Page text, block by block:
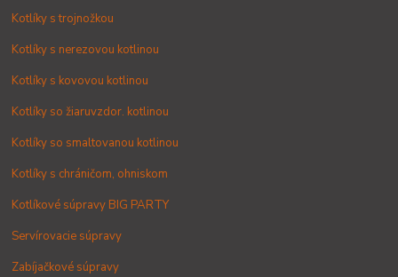
Kotlíky s trojnožkou
Kotlíky s nerezovou kotlinou
Kotlíky s kovovou kotlinou
Kotlíky so žiaruvzdor. kotlinou
Kotlíky so smaltovanou kotlinou
Kotlíky s chráničom, ohniskom
Kotlíkové súpravy BIG PARTY
Servírovacie súpravy
Zabíjačkové súpravy